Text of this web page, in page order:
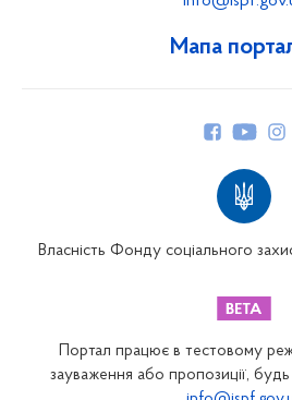
Мапа
Закарпатське відділення
Власність Фонду соціального
Портал працює в тестовому
зауваження або пропозиції,